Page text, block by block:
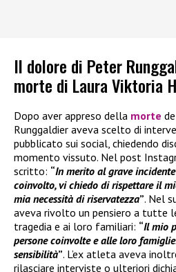
Il dolore di Peter
morte di Laura Viktoria
Dopo aver appreso della morte
Runggaldier aveva scelto di
pubblicato sui social, chiedendo
momento vissuto. Nel post
scritto: “In merito al grave
coinvolto, vi chiedo di rispettare il
mia necessità di riservatezza”. Nel
aveva rivolto un pensiero a tutte
tragedia e ai loro familiari: “Il mio
persone coinvolte e alle loro
sensibilità”. L’ex atleta aveva
rilasciare interviste o ulteriori